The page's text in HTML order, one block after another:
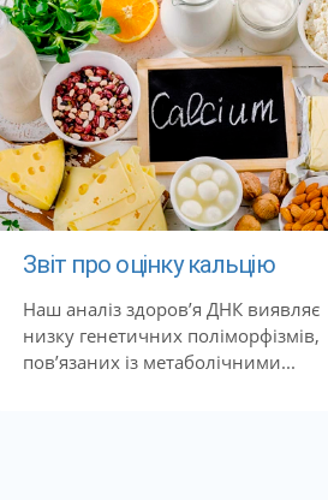
Звіт про оцінку кальцію
Наш аналіз здоров’я ДНК виявляє
низку генетичних поліморфізмів,
пов’язаних із метаболічними...